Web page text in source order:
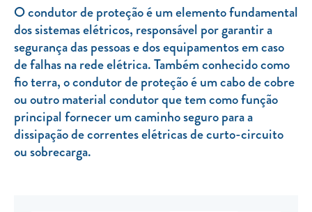
SERVIÇOS
ROTULAGEM
JUNTE-SE A NÓS
TARIFA SOCIAL
APP MOBILE
CONTADORES ELÉTRICOS
O condutor de proteção é um elemento fundamental
dos sistemas elétricos, responsável por garantir a
segurança das pessoas e dos equipamentos em caso
de falhas na rede elétrica. Também conhecido como
fio terra, o condutor de proteção é um cabo de cobre
ou outro material condutor que tem como função
principal fornecer um caminho seguro para a
dissipação de correntes elétricas de curto-circuito
ou sobrecarga.